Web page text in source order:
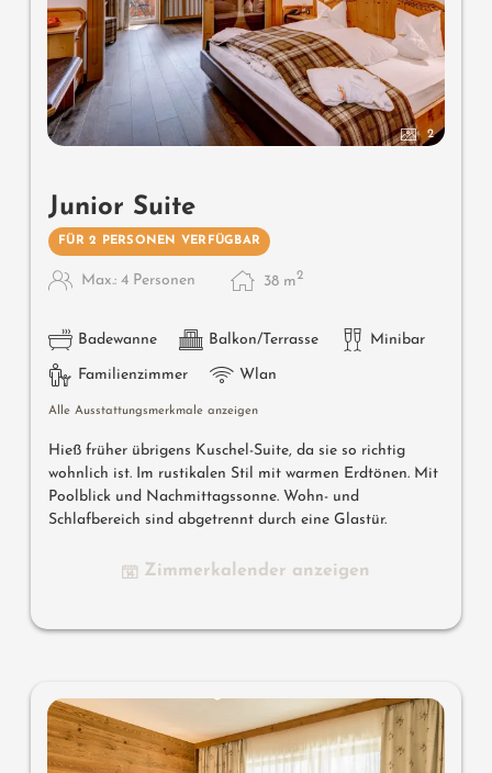
2
Junior Suite
FÜR 2 PERSONEN VERFÜGBAR
Max.: 4 Personen 38 m2
Badewanne Balkon/Terrasse Minibar
Familienzimmer Wlan
Alle Ausstattungsmerkmale anzeigen
Hieß früher übrigens Kuschel-Suite, da sie so richtig
wohnlich ist. Im rustikalen Stil mit warmen Erdtönen. Mit
Poolblick und Nachmittagssonne. Wohn- und
Schlafbereich sind abgetrennt durch eine Glastür.
Zimmerkalender anzeigen